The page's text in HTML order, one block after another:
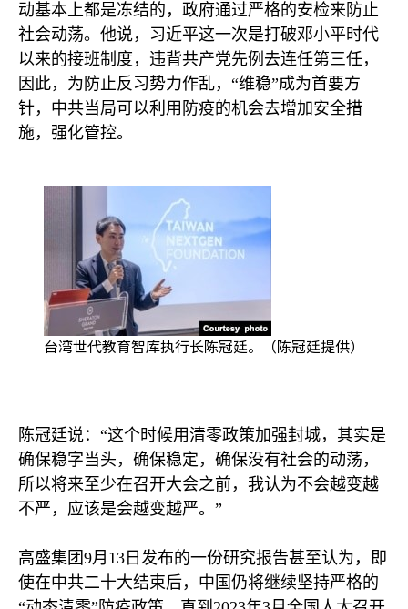
动基本上都是冻结的，政府通过严格的安检来防止
社会动荡。他说，习近平这一次是打破邓小平时代
以来的接班制度，违背共产党先例去连任第三任，
因此，为防止反习势力作乱，“维稳”成为首要方
针，中共当局可以利用防疫的机会去增加安全措
施，强化管控。
台湾世代教育智库执行长陈冠廷。（陈冠廷提供）
陈冠廷说：“这个时候用清零政策加强封城，其实是
确保稳字当头，确保稳定，确保没有社会的动荡，
所以将来至少在召开大会之前，我认为不会越变越
不严，应该是会越变越严。”
高盛集团9月 13 日发布的一份研究报告甚至认为，即
使在中共二十大结束后，中国仍将继续坚持严格的